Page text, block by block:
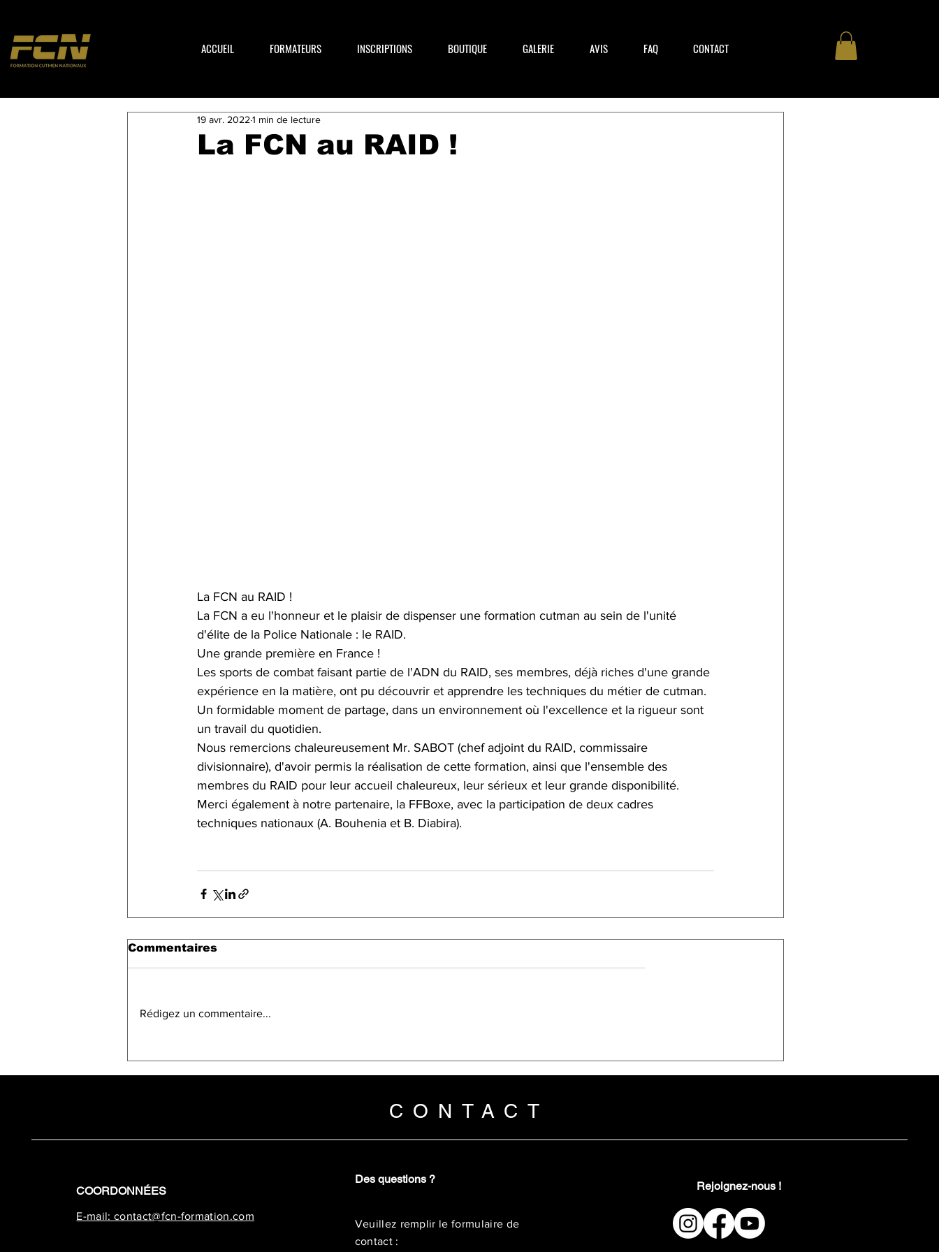
ACCUEIL FORMATEURS INSCRIPTIONS BOUTIQUE GALERIE AVIS FAQ CONTACT
La FCN au RAID !
19 avr. 2022 1 min de lecture
La FCN au RAID !
La FCN a eu l'honneur et le plaisir de dispenser une formation cutman au sein de l'unité
d'élite de la Police Nationale : le RAID.
Une grande première en France !
Les sports de combat faisant partie de l'ADN du RAID, ses membres, déjà riches d'une grande
expérience en la matière, ont pu découvrir et apprendre les techniques du métier de cutman.
Un formidable moment de partage, dans un environnement où l'excellence et la rigueur sont
un travail du quotidien.
Nous remercions chaleureusement Mr. SABOT (chef adjoint du RAID, commissaire
divisionnaire), d'avoir permis la réalisation de cette formation, ainsi que l'ensemble des
membres du RAID pour leur accueil chaleureux, leur sérieux et leur grande disponibilité.
Merci également à notre partenaire, la FFBoxe, avec la participation de deux cadres
techniques nationaux (A. Bouhenia et B. Diabira).
Commentaires
Rédigez un commentaire...
CONTACT
COORDONNÉES
E-mail: contact@fcn-formation.com
Des questions ?
Veuillez remplir le formulaire de
contact :
Rejoignez-nous !